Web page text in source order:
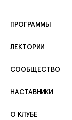
ПРОГРАММЫ
ЛЕКТОРИИ
СООБЩЕСТВО
НАСТАВНИКИ
О КЛУБЕ